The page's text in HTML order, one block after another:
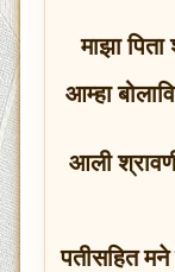
माझा
आम्हा
आली
पतीसहित मने